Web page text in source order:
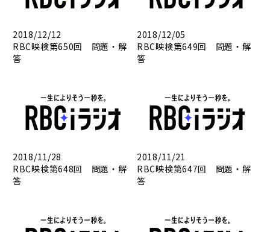
2018/12/12
RBC映検第650回 問題・解
答
2018/12/05
RBC映検第649回 問題・解
答
2018/11/28
RBC映検第648回 問題・解
答
2018/11/21
RBC映検第647回 問題・解
答